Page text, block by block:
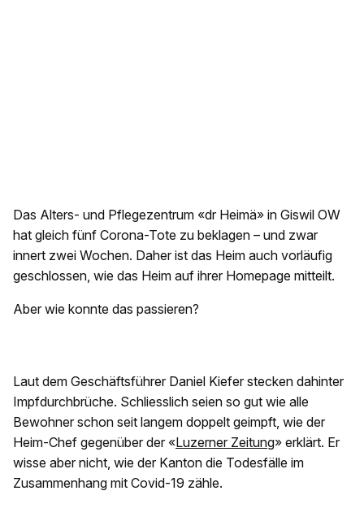
Das Alters- und Pflegezentrum «dr Heimä» in Giswil OW
hat gleich fünf Corona-Tote zu beklagen – und zwar
innert zwei Wochen. Daher ist das Heim auch vorläufig
geschlossen, wie das Heim auf ihrer Homepage mitteilt.
Aber wie konnte das passieren?
Laut dem Geschäftsführer Daniel Kiefer stecken dahinter
Impfdurchbrüche. Schliesslich seien so gut wie alle
Bewohner schon seit langem doppelt geimpft, wie der
Heim-Chef gegenüber der «Luzerner Zeitung» erklärt. Er
wisse aber nicht, wie der Kanton die Todesfälle im
Zusammenhang mit Covid-19 zähle.